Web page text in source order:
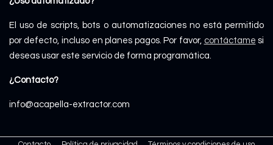
El uso de scripts, bots o automatizaciones no está permitido
por defecto, incluso en planes pagos. Por favor, contáctame si
deseas usar este servicio de forma programática.
¿Contacto?
info@acapella-extractor.com